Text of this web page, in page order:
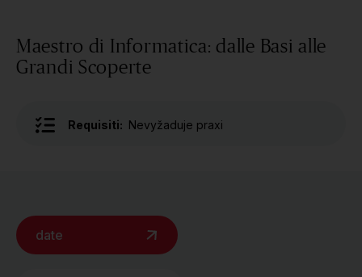
Maestro di Informatica: dalle Basi alle
Grandi Scoperte
Requisiti: Nevyžaduje praxi
date